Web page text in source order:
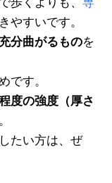
やすいです。
分曲がるものを
です。
度の強度（厚さ
たい方は、ぜ